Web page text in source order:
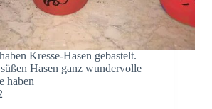
Kresse-Hasen gebastelt.
Hasen ganz wundervolle
haben